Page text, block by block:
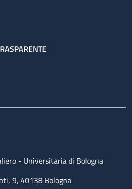
- Universitaria di Bologna
9, 40138 Bologna